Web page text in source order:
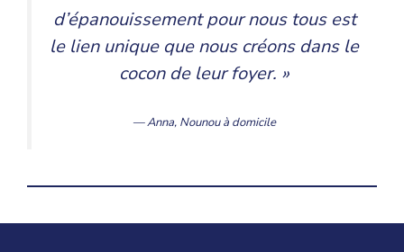
d’épanouissement pour nous tous est
le lien unique que nous créons dans le
cocon de leur foyer. »
— Anna, Nounou à domicile